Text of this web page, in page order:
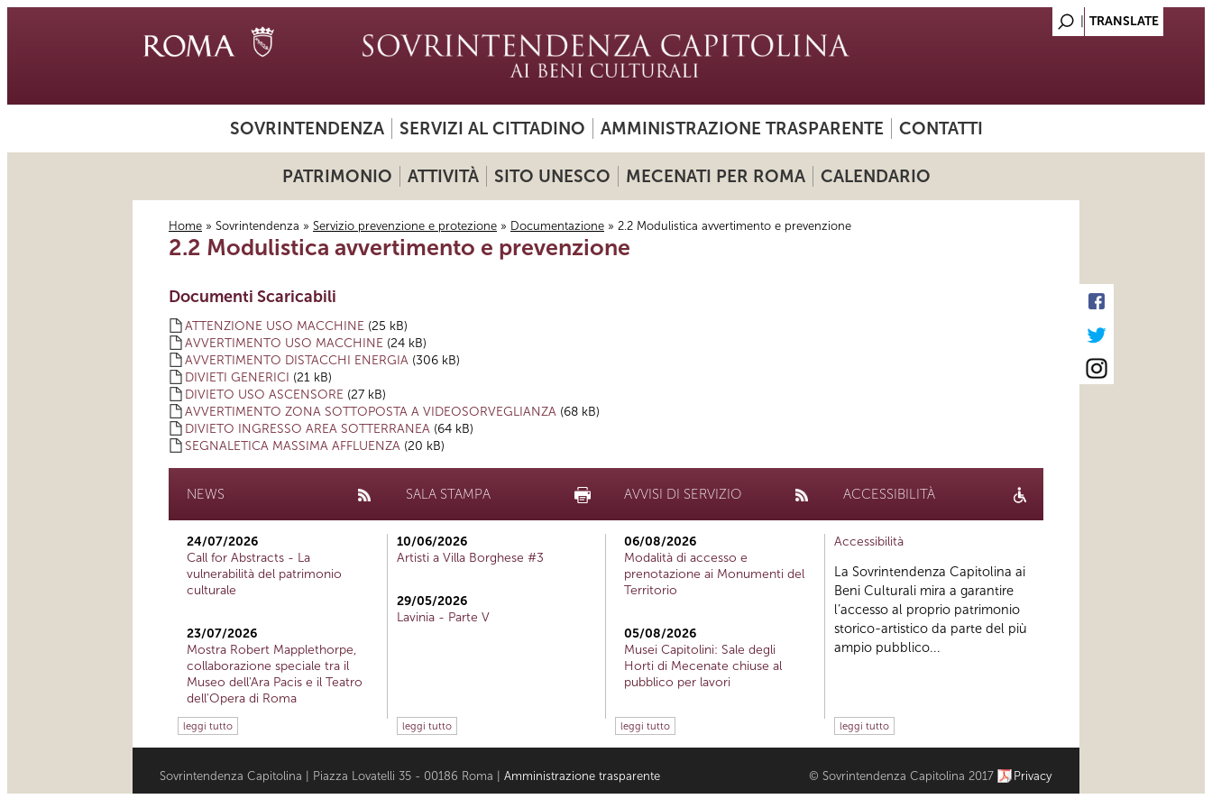
SOVRINTENDENZA SERVIZI AL CITTADINO AMMINISTRAZIONE TRASPARENTE CONTATTI
PATRIMONIO ATTIVITÀ SITO UNESCO MECENATI PER ROMA CALENDARIO
Tu sei qui
Home » Sovrintendenza » Servizio prevenzione e protezione » Documentazione » 2.2 Modulistica avvertimento e prevenzione
2.2 Modulistica avvertimento e prevenzione
Documenti Scaricabili
ATTENZIONE USO MACCHINE (25 kB)
AVVERTIMENTO USO MACCHINE (24 kB)
AVVERTIMENTO DISTACCHI ENERGIA (306 kB)
DIVIETI GENERICI (21 kB)
DIVIETO USO ASCENSORE (27 kB)
AVVERTIMENTO ZONA SOTTOPOSTA A VIDEOSORVEGLIANZA (68 kB)
DIVIETO INGRESSO AREA SOTTERRANEA (64 kB)
SEGNALETICA MASSIMA AFFLUENZA (20 kB)
NEWS
24/07/2026
Call for Abstracts - La
vulnerabilità del patrimonio
culturale
23/07/2026
Mostra Robert Mapplethorpe,
collaborazione speciale tra il
Museo dell'Ara Pacis e il Teatro
dell'Opera di Roma
leggi tutto
SALA STAMPA
10/06/2026
Artisti a Villa Borghese #3
29/05/2026
Lavinia - Parte V
leggi tutto
AVVISI DI SERVIZIO
06/08/2026
Modalità di accesso e
prenotazione ai Monumenti del
Territorio
05/08/2026
Musei Capitolini: Sale degli
Horti di Mecenate chiuse al
pubblico per lavori
leggi tutto
ACCESSIBILITÀ
Accessibilità
La Sovrintendenza Capitolina ai
Beni Culturali mira a garantire
l’accesso al proprio patrimonio
storico-artistico da parte del più
ampio pubblico...
leggi tutto
Sovrintendenza Capitolina | Piazza Lovatelli 35 - 00186 Roma | Amministrazione trasparente © Sovrintendenza Capitolina 2017 Privacy